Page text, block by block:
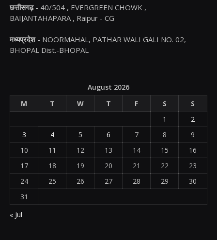
छत्तीसगढ़ - 40/504 , EVERGREEN CHOWK ,
BAIJANTAHAPARA , Raipur - CG
मध्यप्रदेश - NOORMAHAL, PATHAR WALI GALI NO. 02,
BHOPAL Dist.-BHOPAL
August 2026
M
T W T F S
S
1
2
3
4 5 6 7 8
9
10
11 12 13 14 15
16
17
18 19 20 21 22
23
24
25 26 27 28 29
30
31
« Jul